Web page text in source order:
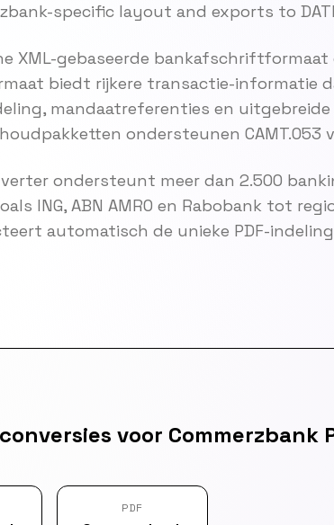
specific layout and exports to
XML-gebaseerde
biedt rijkere transactie-informatie
mandaatreferenties en
ondersteunen CAMT.053
ondersteunt meer dan 2.500
ING, ABN AMRO en Rabobank tot
automatisch de unieke PDF-
voor
PDF